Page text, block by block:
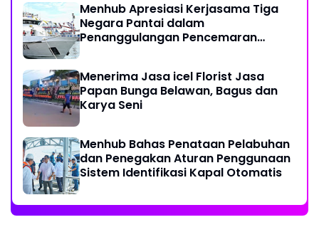
Menhub Apresiasi Kerjasama Tiga
Negara Pantai dalam
Penanggulangan Pencemaran
Menerima Jasa icel Florist Jasa
Papan Bunga Belawan, Bagus dan
Karya Seni
Menhub Bahas Penataan Pelabuhan
dan Penegakan Aturan Penggunaan
Sistem Identifikasi Kapal Otomatis